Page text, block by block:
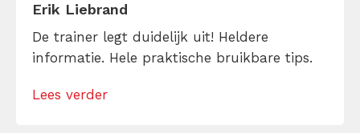
Erik Liebrand
De trainer legt duidelijk uit! Heldere
informatie. Hele praktische bruikbare tips.
Lees verder